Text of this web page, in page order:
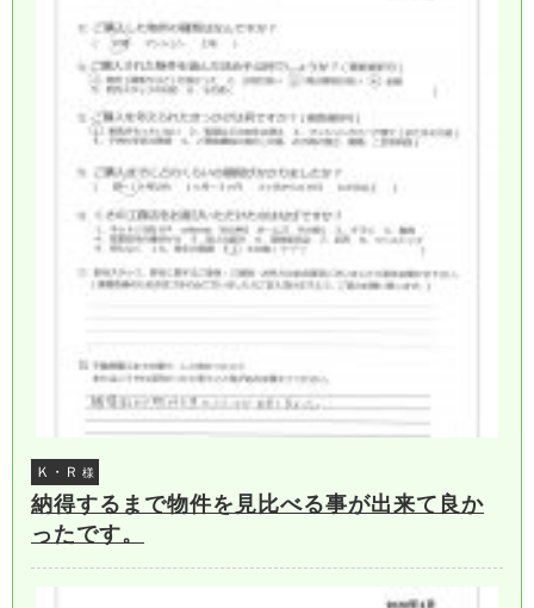
Ｋ・Ｒ 様
納得するまで物件を見比べる事が出来て良か
ったです。